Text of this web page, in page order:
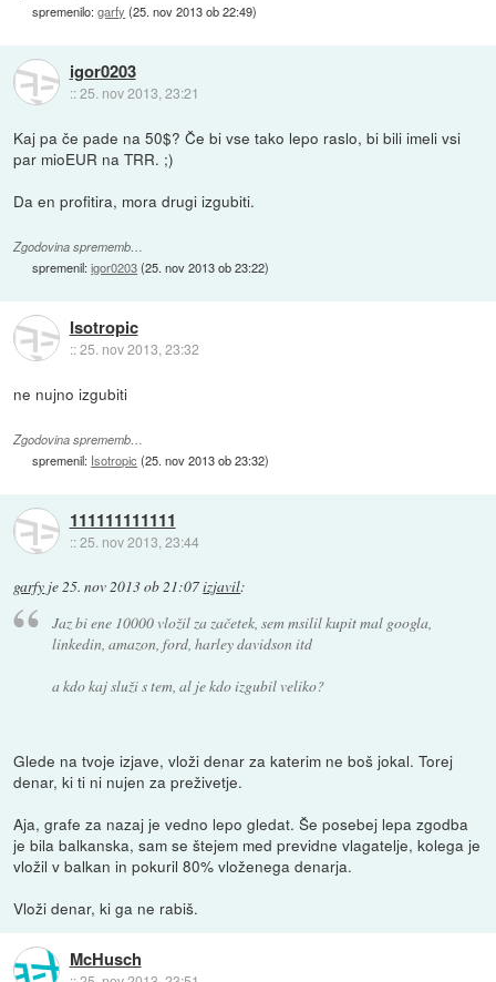
spremenilo:garfy (25. nov 2013 ob 22:49)
igor0203
::25. nov 2013, 23:21
Kaj pa če pade na 50$? Če bi vse tako lepo raslo, bi bili imeli vsi
par mioEUR na TRR. ;)
Da en profitira, mora drugi izgubiti.
Zgodovina sprememb…
spremenil:igor0203(25. nov 2013 ob 23:22)
Isotropic
::25. nov 2013, 23:32
ne nujno izgubiti
Zgodovina sprememb…
spremenil: Isotropic (25. nov 2013 ob 23:32)
111111111111
::25. nov 2013, 23:44
garfy je25. nov 2013 ob 21:07izjavil:
Jaz bi ene 10000 vložil za začetek, sem msilil kupit mal googla,
linkedin, amazon, ford, harley davidson itd
a kdo kaj služi s tem, al je kdo izgubil veliko?
Glede na tvoje izjave, vloži denar za katerim ne boš jokal. Torej
denar, ki ti ni nujen za preživetje.
Aja, grafe za nazaj je vedno lepo gledat. Še posebej lepa zgodba
je bila balkanska, sam se štejem med previdne vlagatelje, kolega je
vložil v balkan in pokuril 80% vloženega denarja.
Vloži denar, ki ga ne rabiš.
McHusch